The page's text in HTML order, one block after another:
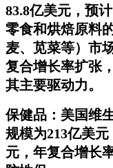
83.8亿美元，预
零食和烘焙原料
麦、苋菜等）市
复合增长率扩张
其主要驱动力。
保健品：美国维
规模为213亿美
元，年复合增长